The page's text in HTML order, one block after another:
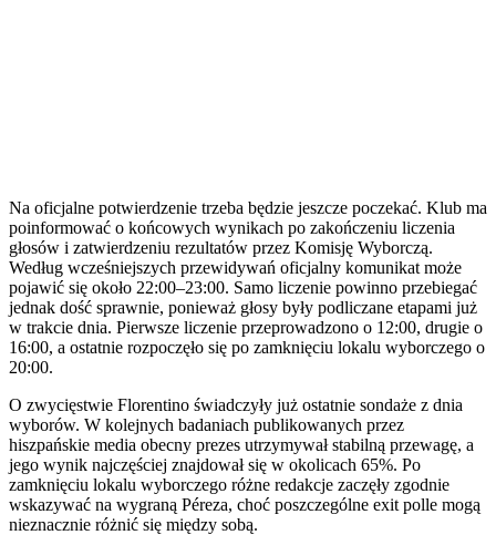
Na oficjalne potwierdzenie trzeba będzie jeszcze poczekać. Klub ma
poinformować o końcowych wynikach po zakończeniu liczenia
głosów i zatwierdzeniu rezultatów przez Komisję Wyborczą.
Według wcześniejszych przewidywań oficjalny komunikat może
pojawić się około 22:00–23:00. Samo liczenie powinno przebiegać
jednak dość sprawnie, ponieważ głosy były podliczane etapami już
w trakcie dnia. Pierwsze liczenie przeprowadzono o 12:00, drugie o
16:00, a ostatnie rozpoczęło się po zamknięciu lokalu wyborczego o
20:00.
O zwycięstwie Florentino świadczyły już ostatnie sondaże z dnia
wyborów. W kolejnych badaniach publikowanych przez
hiszpańskie media obecny prezes utrzymywał stabilną przewagę, a
jego wynik najczęściej znajdował się w okolicach 65%. Po
zamknięciu lokalu wyborczego różne redakcje zaczęły zgodnie
wskazywać na wygraną Péreza, choć poszczególne exit polle mogą
nieznacznie różnić się między sobą.